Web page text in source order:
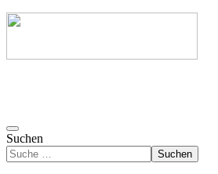
Suchen
Suchen